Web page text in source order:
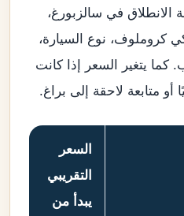
في سالزبورغ،
كروملوف، نوع السيارة،
كما يتغير السعر إذا كانت
أو متابعة لاحقة إلى براغ.
السعر
التقريبي
يبدأ من